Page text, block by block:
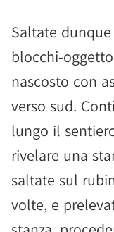
Saltate
blocchi-
nascosto con
verso sud.
lungo il
rivelare una
saltate sul
volte, e